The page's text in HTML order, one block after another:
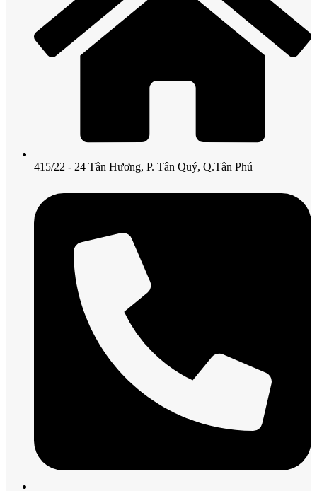
415/22 - 24 Tân Hương, P. Tân Quý, Q.Tân Phú